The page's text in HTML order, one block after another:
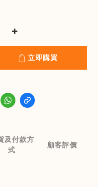
立即購買
及付款方
式
顧客評價